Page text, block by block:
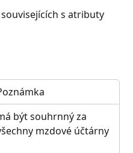
s atributy
být souhrnný za
mzdové účtárny